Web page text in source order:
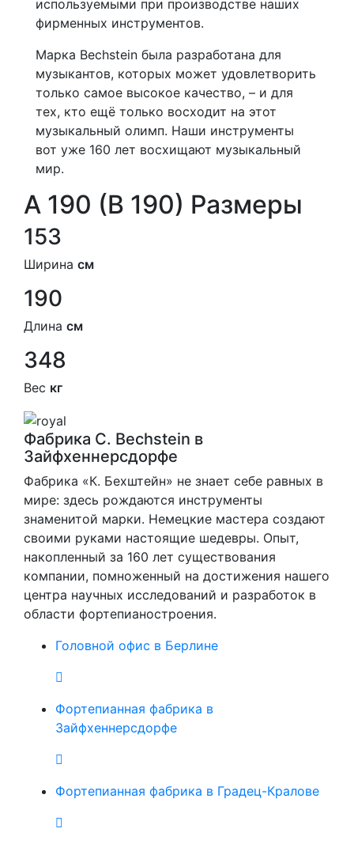
используемыми при производстве наших
фирменных инструментов.
Марка Bechstein была разработана для
музыкантов, которых может удовлетворить
только самое высокое качество, – и для
тех, кто ещё только восходит на этот
музыкальный олимп. Наши инструменты
вот уже 160 лет восхищают музыкальный
мир.
A 190 (B 190) Размеры
153
Ширина см
190
Длина см
348
Вес кг
Фабрика C. Bechstein в
Зайфхеннерсдорфе
Фабрика «К. Бехштейн» не знает себе равных в
мире: здесь рождаются инструменты
знаменитой марки. Немецкие мастера создают
своими руками настоящие шедевры. Опыт,
накопленный за 160 лет существования
компании, помноженный на достижения нашего
центра научных исследований и разработок в
области фортепианостроения.
Головной офис в Берлине
Фортепианная фабрика в
Зайфхеннерсдорфе
Фортепианная фабрика в Градец-Кралове